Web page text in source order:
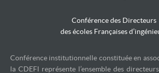
Conférence des Directeurs
des écoles Françaises
Conférence institutionnelle constituée en
la CDEFI représente l’ensemble des